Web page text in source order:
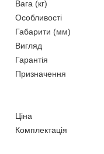
Вага (кг)
Особливості
Габарити (мм)
Вигляд
Гарантія
Призначення
Ціна
Комплектація